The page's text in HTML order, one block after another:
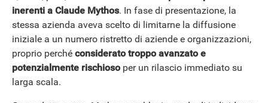
inerenti a Claude Mythos. In fase di presentazione, la
stessa azienda aveva scelto di limitarne la diffusione
iniziale a un numero ristretto di aziende e organizzazioni,
proprio perché considerato troppo avanzato e
potenzialmente rischiosoper un rilascio immediato su
larga scala.